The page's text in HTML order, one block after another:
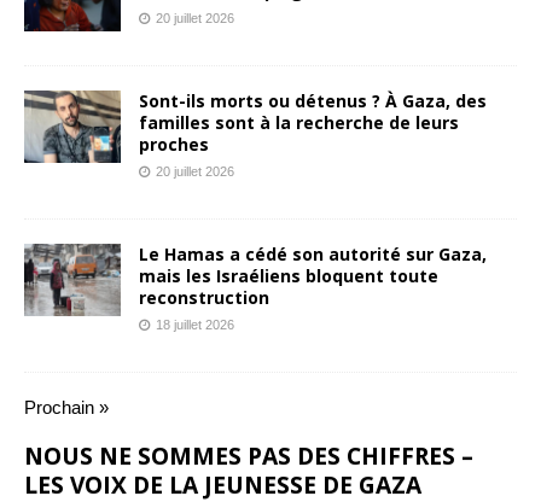
20 juillet 2026
Sont-ils morts ou détenus ? À Gaza, des
familles sont à la recherche de leurs
proches
20 juillet 2026
Le Hamas a cédé son autorité sur Gaza,
mais les Israéliens bloquent toute
reconstruction
18 juillet 2026
Prochain »
NOUS NE SOMMES PAS DES CHIFFRES –
LES VOIX DE LA JEUNESSE DE GAZA